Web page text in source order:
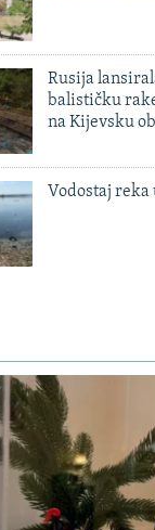
Rusija
balističku
na Kijevsku
Vodostaj reka